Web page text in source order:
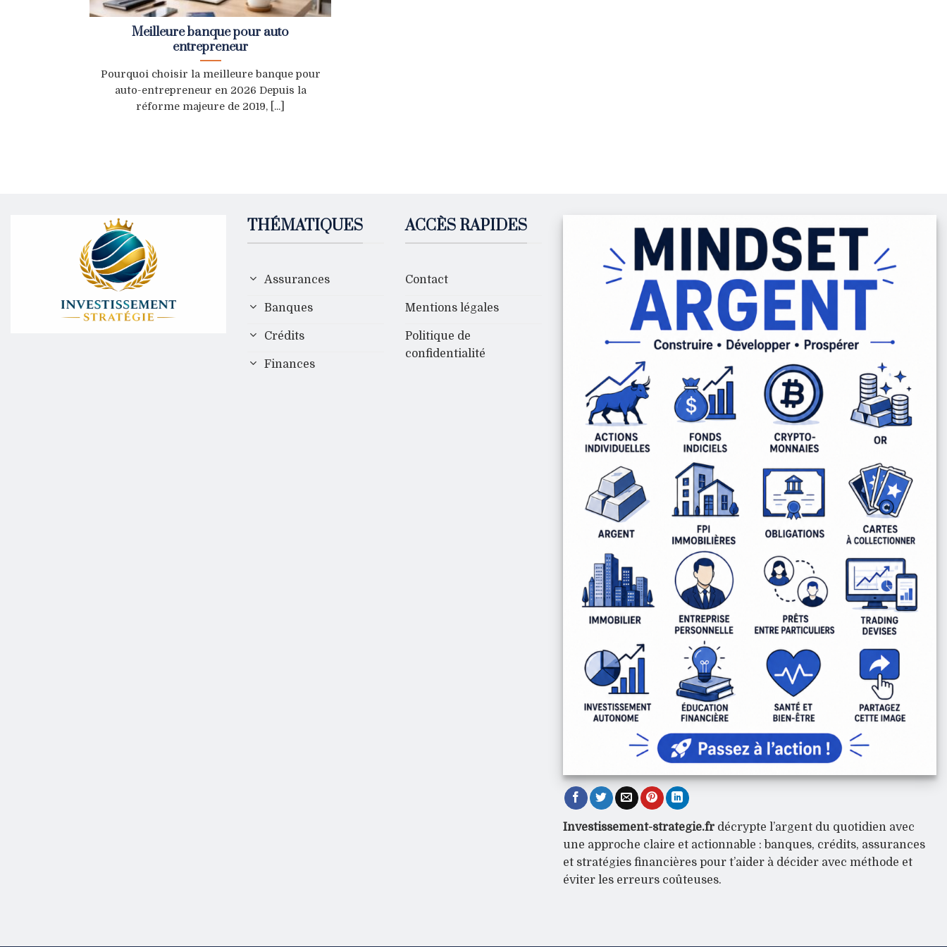
Meilleure banque pour auto
entrepreneur
Pourquoi choisir la meilleure banque pour
auto-entrepreneur en 2026 Depuis la
réforme majeure de 2019, [...]
THÉMATIQUES
Assurances
Banques
Crédits
Finances
ACCÈS RAPIDES
Contact
Mentions légales
Politique de
confidentialité
Investissement-strategie.fr décrypte l’argent du quotidien avec
une approche claire et actionnable : banques, crédits, assurances
et stratégies financières pour t’aider à décider avec méthode et
éviter les erreurs coûteuses.